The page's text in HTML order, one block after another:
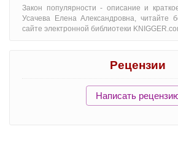
Закон популярности - oписание и
Усачева Елена Александровна, читайте
сайте электронной библиотеки
Рецензии
Написать